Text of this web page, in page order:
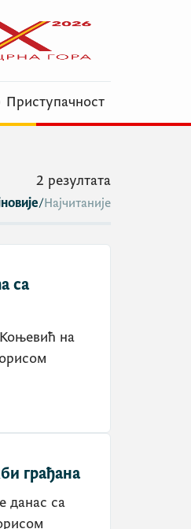
Приступачност
2 резултата
/Најчитаније
са
на
грађана
данас са